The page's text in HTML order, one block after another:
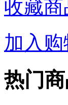
收藏商
加入
热门